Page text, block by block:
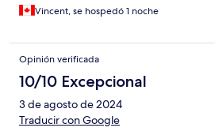
Vincent, se hospedó 1 noche
Opinión verificada
10/10 Excepcional
3 de agosto de 2024
Traducir con Google